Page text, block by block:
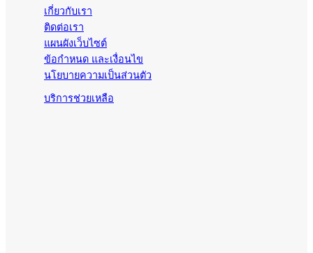
เกี่ยวกับเรา
ติดต่อเรา
แผนผังเว็บไซต์
ข้อกำหนด และเงื่อนไข
นโยบายความเป็นส่วนตัว
บริการช่วยเหลือ